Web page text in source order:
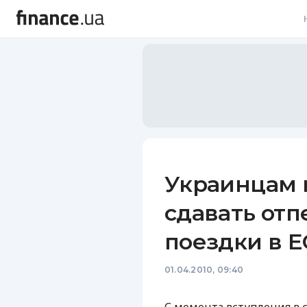
Украинцам
сдавать
поездки в
01.04.2010, 09:40